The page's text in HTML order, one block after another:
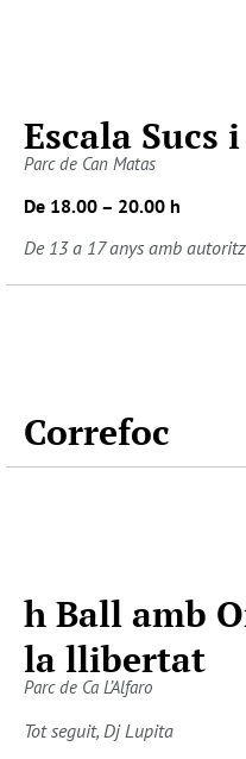
Escala Sucs
Parc de Can Matas
De 18.00 – 20.00 h
De 13 a 17 anys amb
Correfoc
h Ball amb
la llibertat
Parc de Ca L’Alfaro
Tot seguit, Dj Lupita